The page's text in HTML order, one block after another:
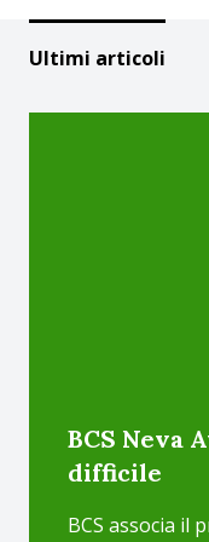
Ultimi articoli
BCS Neva
difficile
BCS associa il